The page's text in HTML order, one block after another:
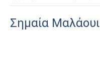
Σημαία Μαλάουι